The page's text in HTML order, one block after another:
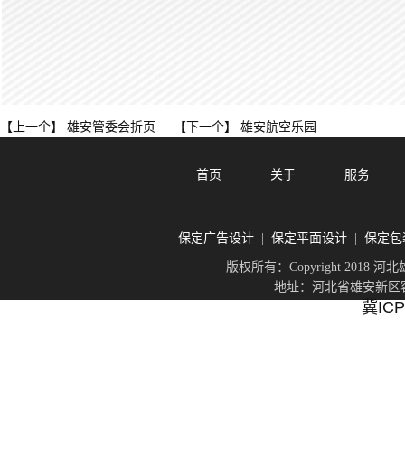
【上一个】 雄安管委会折页 【下一个】 雄安航空乐园
首页 关于 服务
保定广告设计| 保定平面设计| 保定包
版权所有：Copyright 2018 河
地址：河北省雄安新区
冀